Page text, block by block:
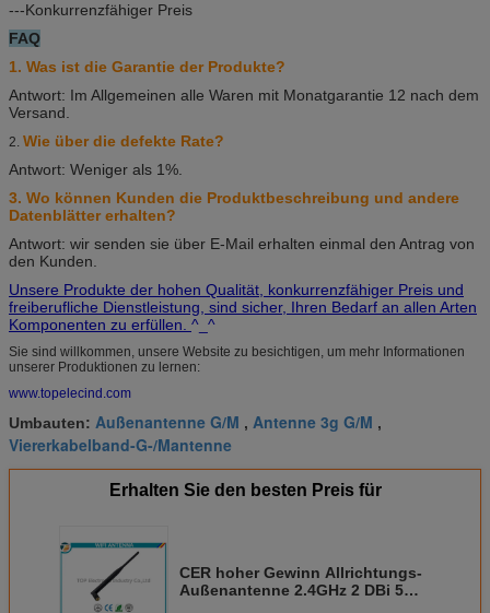
---Konkurrenzfähiger Preis
FAQ
1. Was ist die Garantie der Produkte?
Antwort: Im Allgemeinen alle Waren mit Monatgarantie 12 nach dem
Versand.
2. Wie über die defekte Rate?
Antwort: Weniger als 1%.
3. Wo können Kunden die Produktbeschreibung und andere
Datenblätter erhalten?
Antwort: wir senden sie über E-Mail erhalten einmal den Antrag von
den Kunden.
Unsere Produkte der hohen Qualität, konkurrenzfähiger Preis und
freiberufliche Dienstleistung, sind sicher, Ihren Bedarf an allen Arten
Komponenten zu erfüllen. ^_^
Sie sind willkommen, unsere Website zu besichtigen, um mehr Informationen
unserer Produktionen zu lernen:
www.topelecind.com
Umbauten: Außenantenne G/M , Antenne 3g G/M ,
Viererkabelband-G-/Mantenne
Erhalten Sie den besten Preis für
CER hoher Gewinn Allrichtungs-
Außenantenne 2.4GHz 2 DBi 5